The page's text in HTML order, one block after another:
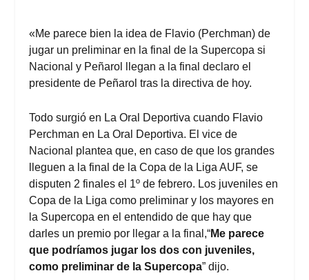
«Me parece bien la idea de Flavio (Perchman) de
jugar un preliminar en la final de la Supercopa si
Nacional y Peñarol llegan a la final declaro el
presidente de Peñarol tras la directiva de hoy.
Todo surgió en La Oral Deportiva cuando Flavio
Perchman en La Oral Deportiva. El vice de
Nacional plantea que, en caso de que los grandes
lleguen a la final de la Copa de la Liga AUF, se
disputen 2 finales el 1º de febrero. Los juveniles en
Copa de la Liga como preliminar y los mayores en
la Supercopa en el entendido de que hay que
darles un premio por llegar a la final,“Me parece
que podríamos jugar los dos con juveniles,
como preliminar de la Supercopa” dijo.